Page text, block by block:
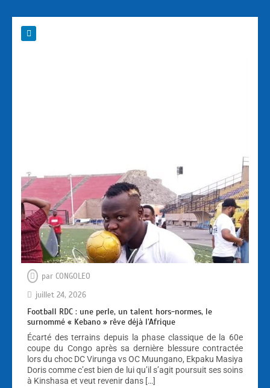
par CONGOLEO
juillet 24, 2026
Football RDC : une perle, un talent hors-normes, le
surnommé « Kebano » rêve déjà l’Afrique
Écarté des terrains depuis la phase classique de la 60e
coupe du Congo après sa dernière blessure contractée
lors du choc DC Virunga vs OC Muungano, Ekpaku Masiya
Doris comme c’est bien de lui qu’il s’agit poursuit ses soins
à Kinshasa et veut revenir dans […]